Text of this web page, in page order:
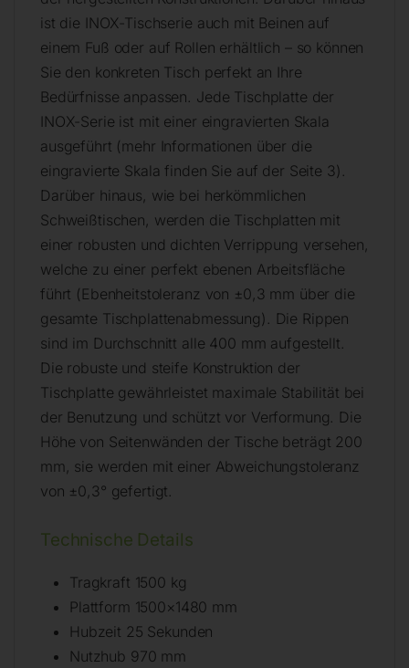
ist die INOX-Tischserie auch mit Beinen auf
einem Fuß oder auf Rollen erhältlich – so können
Sie den konkreten Tisch perfekt an Ihre
Bedürfnisse anpassen. Jede Tischplatte der
INOX-Serie ist mit einer eingravierten Skala
ausgeführt (mehr Informationen über die
eingravierte Skala finden Sie auf der Seite 3).
Darüber hinaus, wie bei herkömmlichen
Schweißtischen, werden die Tischplatten mit
einer robusten und dichten Verrippung versehen,
welche zu einer perfekt ebenen Arbeitsfläche
führt (Ebenheitstoleranz von ±0,3 mm über die
gesamte Tischplattenabmessung). Die Rippen
sind im Durchschnitt alle 400 mm aufgestellt.
Die robuste und steife Konstruktion der
Tischplatte gewährleistet maximale Stabilität bei
der Benutzung und schützt vor Verformung. Die
Höhe von Seitenwänden der Tische beträgt 200
mm, sie werden mit einer Abweichungstoleranz
von ±0,3° gefertigt.
Technische Details
Tragkraft 1500 kg
Plattform 1500×1480 mm
Hubzeit 25 Sekunden
Nutzhub 970 mm